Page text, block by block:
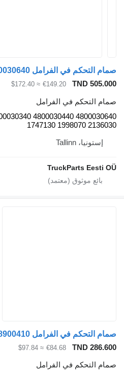
TND
€149.20
≈ $172.40
التحكم في الفرامل
4800030640 4800030440 4800030340
2136030
إستونيا، Tallinn
TruckParts Eesti
TND
€84.68
≈ $97.84
التحكم في الفرامل